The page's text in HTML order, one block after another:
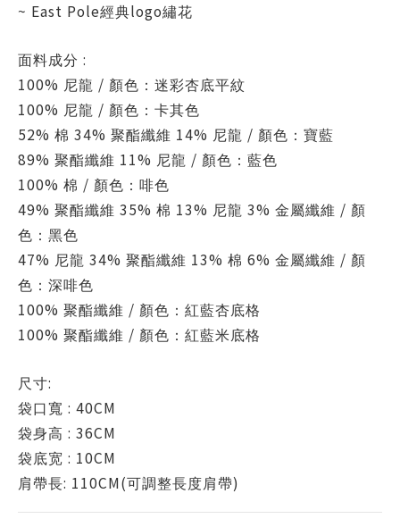
~ East Pole經典logo繡花
面料成分 :
100% 尼龍 / 顏色：迷彩杏底平紋
100% 尼龍 / 顏色：卡其色
52% 棉 34% 聚酯纖維 14% 尼龍 / 顏色：寶藍
89% 聚酯纖維 11% 尼龍 / 顏色：藍色
100% 棉 / 顏色：啡色
49% 聚酯纖維 35% 棉 13% 尼龍 3% 金屬纖維 / 顏
色：黑色
47% 尼龍 34% 聚酯纖維 13% 棉 6% 金屬纖維 / 顏
色：深啡色
100% 聚酯纖維 / 顏色：紅藍杏底格
100% 聚酯纖維 / 顏色：紅藍米底格
尺寸:
袋口寬 : 40CM
袋身高 : 36CM
袋底宽 : 10CM
肩帶長: 110CM(可調整長度肩帶)